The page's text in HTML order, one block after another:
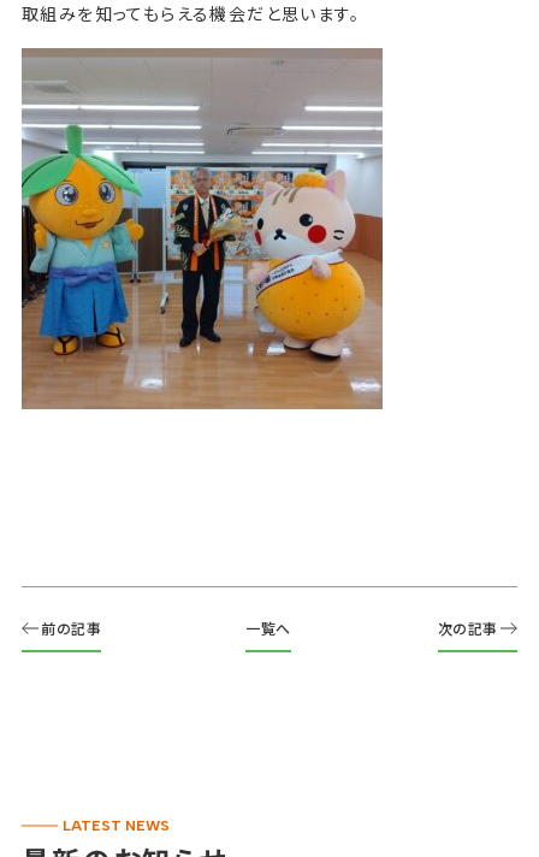
取組みを知ってもらえる機会だと思います。
前の記事 一覧へ 次の記事
LATEST NEWS